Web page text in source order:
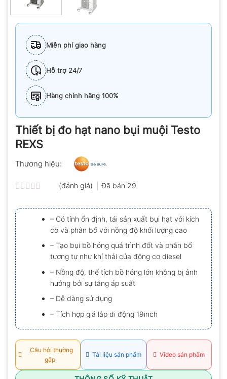
Miễn phí giao hàng
Hỗ trợ 24/7
Hàng chính hãng 100%
Thiết bị đo hạt nano bụi muội Testo
REXS
Thương hiệu:
xếp
hạng
0.0
5
sao
(đánh giá) Đã bán 29
– Có tính ổn định, tái sản xuất bụi hạt với kích
cỡ và phân bố với nồng độ khối lượng cao
– Tạo bụi bồ hóng quá trình đốt và phân bố
tương tự như khí thải của động cơ diesel
– Nồng độ, thể tích bồ hóng lớn không bị ảnh
hưởng bởi sự tăng áp suất
– Dễ dàng sử dụng
– Tích hợp giá lắp di động 19inch
Câu hỏi thường
gặp
Tài liệu sản phẩm Video sản phẩm